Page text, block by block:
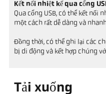
Kết nối nhiệt kế qua cổng
Qua cổng USB, có thể kết nối
một cách rất dễ dàng và
Đồng thời, có thể ghi lại các
bị di động và kết hợp chúng
Tải xuống